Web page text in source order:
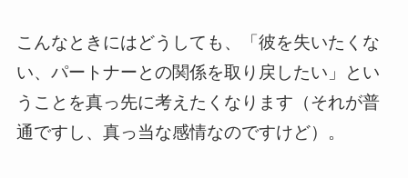
こんなときにはどうしても、「彼を失いたくな
い、パートナーとの関係を取り戻したい」とい
うことを真っ先に考えたくなります（それが普
通ですし、真っ当な感情なのですけど）。